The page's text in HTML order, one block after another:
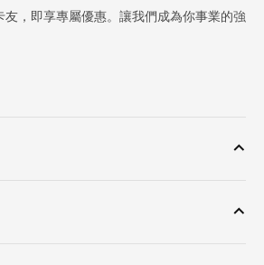
友，即享專屬優惠。讓我們成為你事業的強